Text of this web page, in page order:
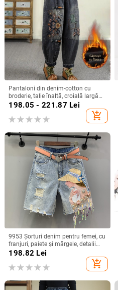
Pantaloni din denim-cotton cu
broderie, talie înaltă, croială largă
tip harém, lungime 9/10,
microelastic, stil etno-literar retro.
198.05 - 221.87 Lei
add_shopping_cart
9953 Şorturi denim pentru femei, cu
franjuri, paiete și mărgele, detalii
rupte, lungime Capri, croială
198.82 Lei
add_shopping_cart